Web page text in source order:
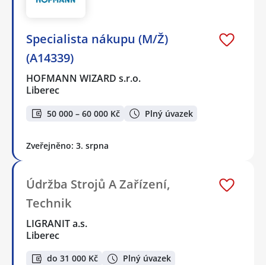
Specialista nákupu (M/Ž)
(A14339)
HOFMANN WIZARD s.r.o.
Liberec
50 000 – 60 000 Kč Plný úvazek
Zveřejněno: 3. srpna
Údržba Strojů A Zařízení,
Technik
LIGRANIT a.s.
Liberec
do 31 000 Kč Plný úvazek